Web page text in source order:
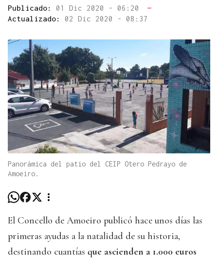
Publicado: 01 Dic 2020 - 06:20
—
Actualizado: 02 Dic 2020 - 08:37
Panorámica del patio del CEIP Otero Pedrayo de
Amoeiro.
El Concello de Amoeiro publicó hace unos días las
primeras ayudas a la natalidad de su historia,
destinando cuantías que ascienden a 1.000 euros